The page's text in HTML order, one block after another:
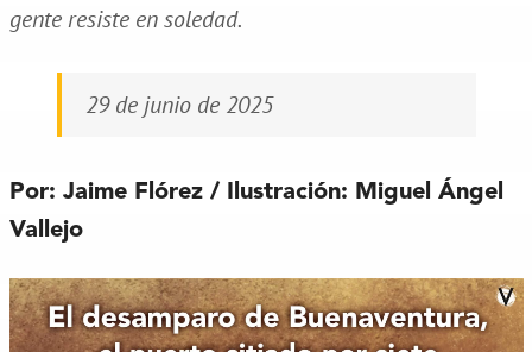
gente resiste en soledad.
29 de junio de 2025
Por: Jaime Flórez / Ilustración: Miguel Ángel
Vallejo